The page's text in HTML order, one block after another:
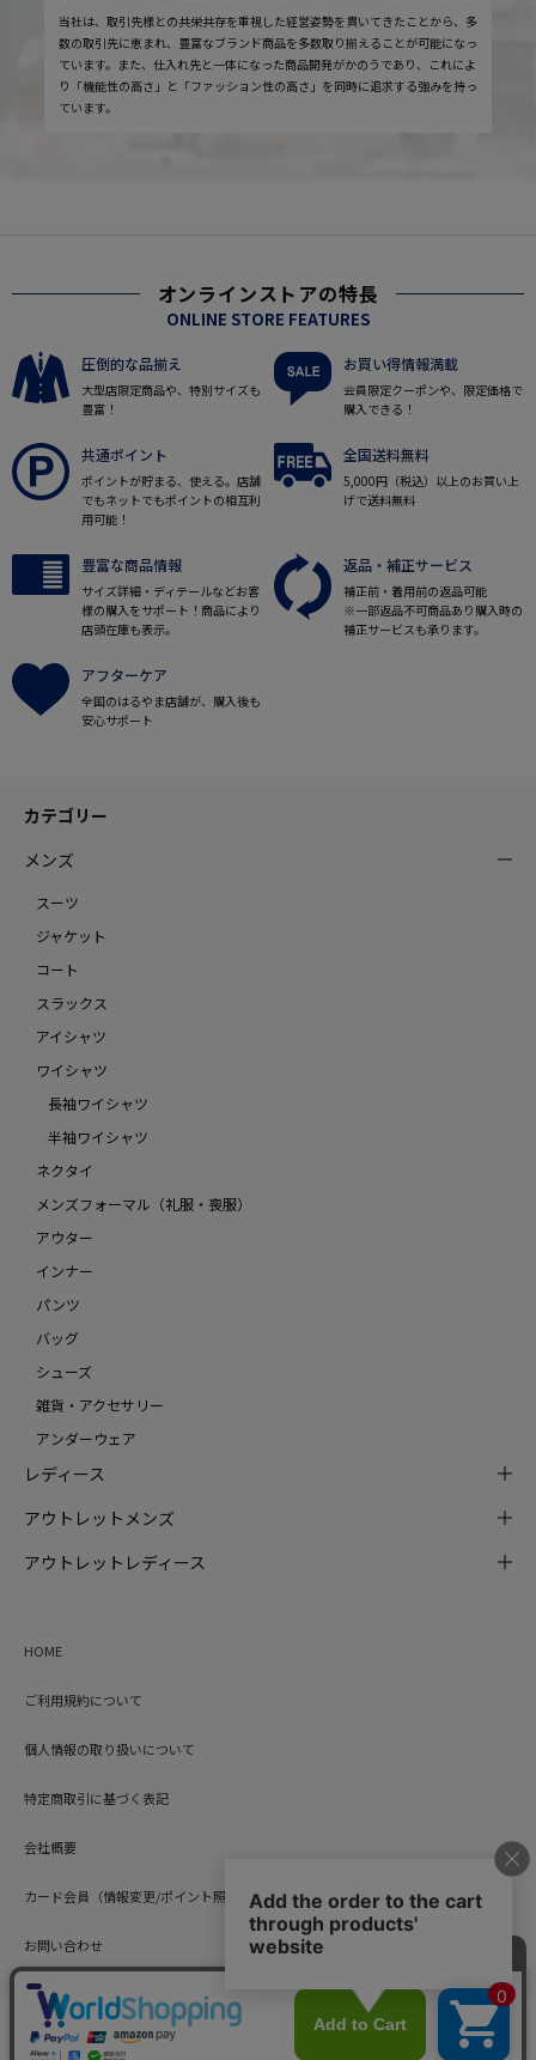
当社は、取引先様との共栄共存を重視した経営姿勢を貫いてきたことから、多
数の取引先に恵まれ、豊富なブランド商品を多数取り揃えることが可能になっ
ています。また、仕入れ先と一体になった商品開発がかのうであり、これによ
り「機能性の高さ」と「ファッション性の高さ」を同時に追求する強みを持っ
ています。
オンラインストアの特長
ONLINE STORE FEATURES
圧倒的な品揃え
大型店限定商品や、特別サイズも
豊富！
お買い得情報満載
会員限定クーポンや、限定価格で
購入できる！
共通ポイント
ポイントが貯まる、使える。店舗
でもネットでもポイントの相互利
用可能！
全国送料無料
5,000円（税込）以上のお買い上
げで送料無料
豊富な商品情報
サイズ詳細・ディテールなどお客
様の購入をサポート！商品により
店頭在庫も表示。
返品・補正サービス
補正前・着用前の返品可能
※一部返品不可商品あり購入時の
補正サービスも承ります。
アフターケア
全国のはるやま店舗が、購入後も
安心サポート
カテゴリー
メンズ
スーツ
ジャケット
コート
スラックス
アイシャツ
ワイシャツ
長袖ワイシャツ
半袖ワイシャツ
ネクタイ
メンズフォーマル（礼服・喪服）
アウター
インナー
パンツ
バッグ
シューズ
雑貨・アクセサリー
アンダーウェア
レディース
アウトレットメンズ
アウトレットレディース
HOME
ご利用規約について
個人情報の取り扱いについて
特定商取引に基づく表記
会社概要
カード会員（情報変更/ポイント照会）
お問い合わせ